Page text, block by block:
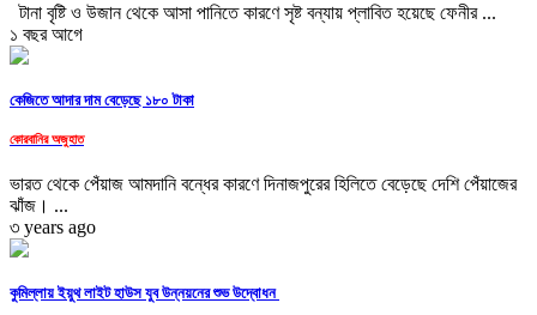
টানা বৃষ্টি ও উজান থেকে আসা পানিতে কারণে সৃষ্ট বন্যায় প্লাবিত হয়েছে ফেনীর ...
১ বছর আগে
কেজিতে আদার দাম বেড়েছে ১৮০ টাকা
কোরবানির অজুহাত
ভারত থেকে পেঁয়াজ আমদানি বন্ধের কারণে দিনাজপুরের হিলিতে বেড়েছে দেশি পেঁয়াজের
ঝাঁজ। ...
৩ years ago
কুমিল্লায় ইয়ুথ লাইট হাউস যুব উন্নয়নের শুভ উদ্বোধন